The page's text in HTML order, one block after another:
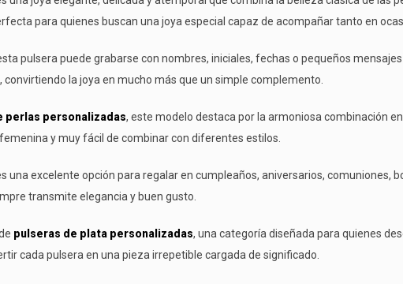
para quienes buscan una joya especial capaz de acompañar tanto en
pulsera puede grabarse con nombres, iniciales, fechas o pequeños
la joya en mucho más que un simple complemento.
perlas personalizadas, este modelo destaca por la armoniosa combinación
y muy fácil de combinar con diferentes estilos.
una excelente opción para regalar en cumpleaños, aniversarios, comuniones,
transmite elegancia y buen gusto.
pulseras de plata personalizadas, una categoría diseñada para quienes
cada pulsera en una pieza irrepetible cargada de significado.